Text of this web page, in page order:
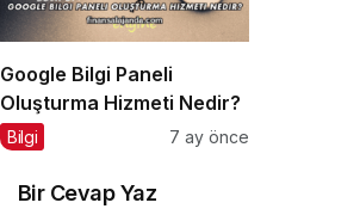
Google Bilgi Paneli
Oluşturma Hizmeti Nedir?
Bilgi 7 ay önce
Bir Cevap Yaz